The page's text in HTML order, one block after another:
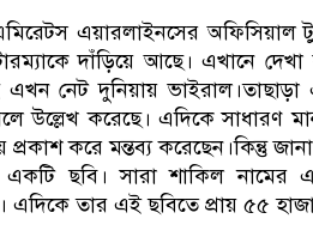
এয়ারলাইনসের অফিসিয়াল
দাঁড়িয়ে আছে। এখানে
নেট দুনিয়ায়
উল্লেখ করেছে। এদিকে সাধারণ
করে মন্তব্য করেছেন।কিন্তু
ছবি। সারা শাকিল নামের
এদিকে তার এই ছবিতে প্রায় ৫৫